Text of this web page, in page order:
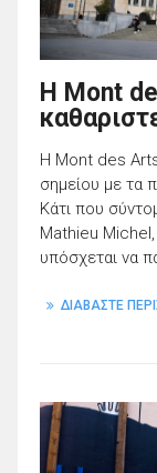
Η Mont
H Mont des
σημείου με τα
Κάτι που
Mathieu
υπόσχεται να
ΔΙΑΒΑΣΤΕ